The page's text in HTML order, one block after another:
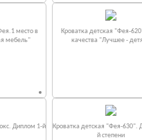
место в
мебель"
Кроватка детская "Фея-
качества "Лучшее -
Диплом 1-й
Кроватка детская "Фея-630".
й степени